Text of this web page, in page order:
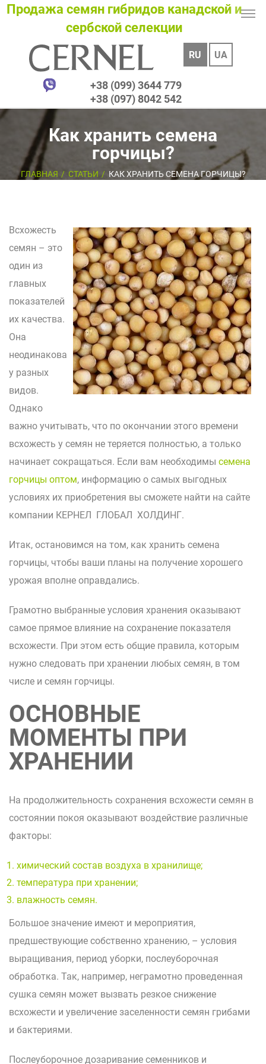
Продажа семян гибридов канадской и
сербской селекции
RU UA
+38 (099) 3644 779
+38 (097) 8042 542
Как хранить семена
горчицы?
ГЛАВНАЯ СТАТЬИ КАК ХРАНИТЬ СЕМЕНА ГОРЧИЦЫ?
Всхожесть
семян – это
один из
главных
показателей
их качества.
Она
неодинакова
у разных
видов.
Однако
важно учитывать, что по окончании этого времени
всхожесть у семян не теряется полностью, а только
начинает сокращаться. Если вам необходимы семена
горчицы оптом, информацию о самых выгодных
условиях их приобретения вы сможете найти на сайте
компании КЕРНЕЛ ГЛОБАЛ ХОЛДИНГ.
Итак, остановимся на том, как хранить семена
горчицы, чтобы ваши планы на получение хорошего
урожая вполне оправдались.
Грамотно выбранные условия хранения оказывают
самое прямое влияние на сохранение показателя
всхожести. При этом есть общие правила, которым
нужно следовать при хранении любых семян, в том
числе и семян горчицы.
ОСНОВНЫЕ
МОМЕНТЫ ПРИ
ХРАНЕНИИ
На продолжительность сохранения всхожести семян в
состоянии покоя оказывают воздействие различные
факторы:
химический состав воздуха в хранилище;
температура при хранении;
влажность семян.
Большое значение имеют и мероприятия,
предшествующие собственно хранению, – условия
выращивания, период уборки, послеуборочная
обработка. Так, например, неграмотно проведенная
сушка семян может вызвать резкое снижение
всхожести и увеличение заселенности семян грибами
и бактериями.
Послеуборочное дозаривание семенников и